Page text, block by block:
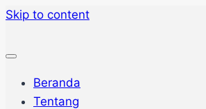
Skip to content
Beranda
Tentang